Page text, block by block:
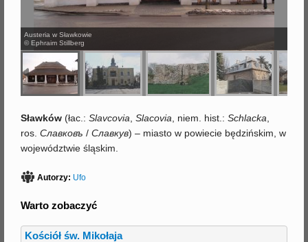
Austeria w Sławkowie
© Ephraim Stillberg
Sławków (łac .: Slavcovia Slacovia , niem. hist.: Schlacka
ros. Славковъ / Славкув) – miasto w powiecie będzińskim, w
województwie śląskim.
Autorzy: Ufo
Warto zobaczyć
Kościół św. Mikołaja